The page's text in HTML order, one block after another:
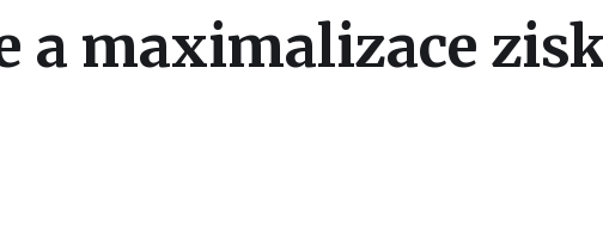
a maximalizace